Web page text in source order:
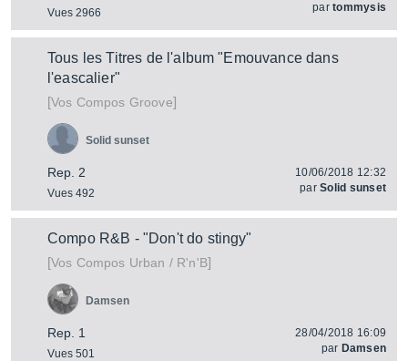
Vues 2966
partommysis
Tous les Titres de l'album "Emouvance dans
l'eascalier"
[Vos Compos Groove]
Rep. 2
Vues 492
Solid sunset
10/06/2018 12:32
parSolid sunset
Compo R&B - "Don't do stingy"
[Vos Compos Urban / R'n'B]
Rep. 1
Vues 501
Damsen
28/04/2018 16:09
par Damsen